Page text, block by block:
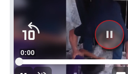
Süre
0:00